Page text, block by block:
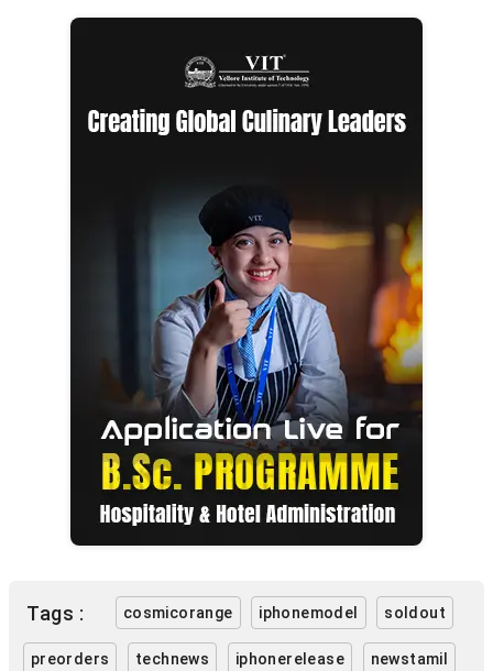
Tags : cosmicorange iphonemodel soldout
preorders technews iphonerelease newstamil